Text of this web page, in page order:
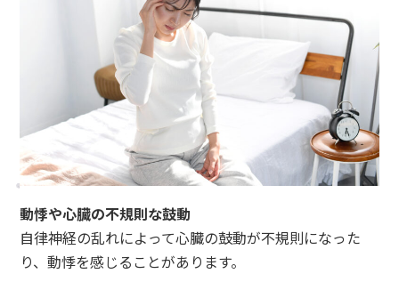
動悸や心臓の不規則な鼓動
自律神経の乱れによって心臓の鼓動が不規則になった
り、動悸を感じることがあります。